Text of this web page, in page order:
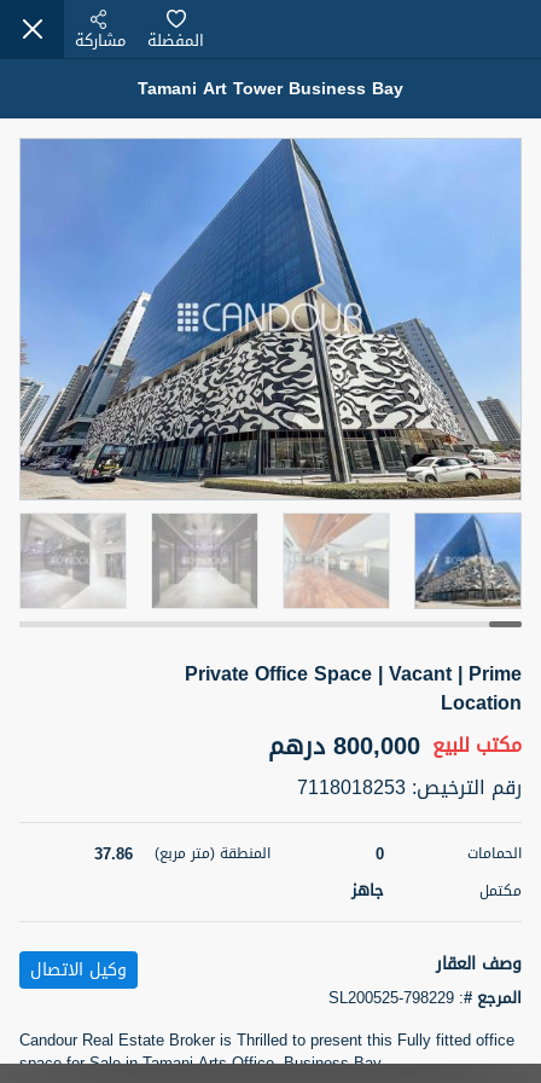
1,350,000 درهم
4
سرير
1
حمام
2
المنطقة (متر
مربع)
75.43
المعروض
مفروش/ة جزئيا
حالة
جاهز
اسم الوسيط
MOHAMMED ARSHAD SAIYED
رقم الوسيط
أتصل الأن
5 أشهر +
2BR Golf, Pool & Villa View | 3 Bathrooms | 1,274.77 Sq
Ft | Ellington House II
شقة للبيع 4,100,000 درهم
2
3
مربع)
118.34
المعروض
غير مفروش /ة
اسم الوسيط
TATIANA VEBER
رقم الوسيط
5 أشهر +
Tamani Art Tower Business Bay
المفضلة مشاركة
Private Office Space | Vacant | Prime
Location
مكتب للبيع 800,000 درهم
رقم الترخيص:
7118018253
الحمامات 0 المنطقة (متر مربع) 37.86
مكتمل جاهز
وصف العقار
المرجع #:
SL200525-798229
وكيل الاتصال
Candour Real Estate Broker is Thrilled to present this Fully fitted office
space for Sale in Tamani Arts Office, Business Bay.
تصفية